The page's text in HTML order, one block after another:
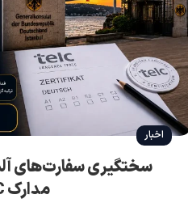
اخبار
سختگیری سفارت‌های
مدارک TELC